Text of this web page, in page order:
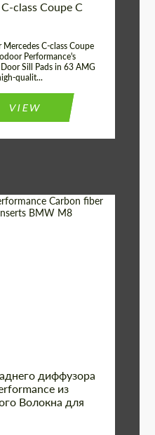
class Coupe C
Mercedes C-class Coupe
Performance's
Sill Pads in 63 AMG
qualit...
VIEW
диффузора
из
Волокна для